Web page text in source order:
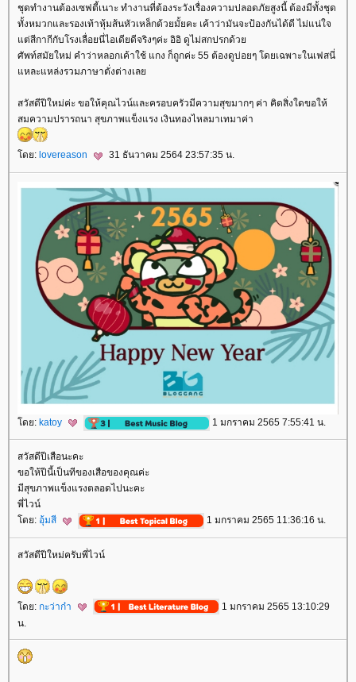
ชุดทำงานต้องเซฟตี้เนาะ ทำงานที่ต้องระวังเรื่องความปลอดภัยสูงนี้ ต้องมีทั้งชุด
ทั้งหมวกและรองเท้าหุ้มส้นหัวเหล็กด้วยมั้ยคะ เค้าว่ามันจะป้องกันได้ดี ไม่แน่ใจ
ต่สีกากีกับโรงเลื่อยนี่ไอเดียดีจริงๆค่ะ อิอิ ดูไม่สกปรกด้ว
ศัพท์สมัยใหม่ คำว่าหลอกเค้าใช้ แกง ก็ถูกค่ะ 55 ต้องดูบ่อยๆ โดยเฉพาะในเฟสนี่
หละแหล่งรวมภาษาตั่งต่างเล
สวัสดีปีใหม่ค่ะ ขอให้คุณไวน์และครอบครัวมีความสุขมากๆ ค่า คิดสิ่งใดขอให้
สมความปรารถนา สุขภาพแข็งแรง เงินทองไหลมาเทมาค่า
ดย: lovereason 31 ธันวาคม 2564 23:57:35 น.
ดย: katoy 1 มกราคม 2565 7:55:41 น.
สวัสดีปีเสือนะคะ
ขอให้ปีนี้เป็นทีของเสือของคุณค่ะ
มีสุขภาพแข็งแรงตลอดไปนะคะ
พี่ไวน์
ดย: อุ้มสี 1 มกราคม 2565 11:36:16 น.
สวัสดีปีใหม่ครับพี่ไวน์
ดย: กะว่าก๋า
1 มกราคม 2565 13:10:29
น.